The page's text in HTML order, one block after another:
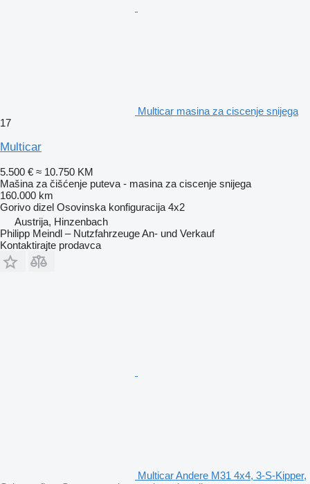
Multicar masina za ciscenje snijega
17
Multicar
5.500 € ≈ 10.750 KM
Mašina za čišćenje puteva - masina za ciscenje snijega
160.000 km
Gorivo dizel Osovinska konfiguracija 4x2
Austrija, Hinzenbach
Philipp Meindl – Nutzfahrzeuge An- und Verkauf
Kontaktirajte prodavca
Multicar Andere M31 4x4, 3-S-Kipper,